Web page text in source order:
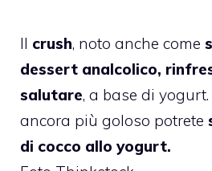
Il crush, noto anche come
dessert analcolico,
salutare, a base di
ancora più goloso potrete
di cocco allo yogurt.